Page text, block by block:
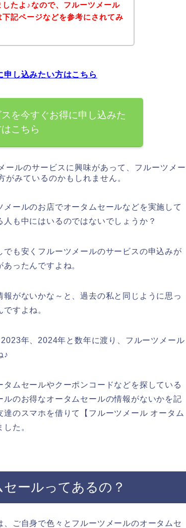
たよ♪なので、フルーツメール
記ページなどを参考にされてみ
し込みたい方はこちら
を今すぐお得に申し込みた
こちら
ールのサービスに興味があって、フルーツメー
みているのかもしれません。
ールのお店でオータムセールなどを実施して
も中にはいるのではないでしょうか？
も安くフルーツメールのサービスの申込みが
ったんですよね。
がないかな～と、過去の私と同じように思っ
すよね。
年、2024年と数年に渡り、フルーツメール
♪
ムセールやクーポンコードなどを探している
のお得なオータムセールの情報がないかを記
のスマホを借りて【フルーツメール オータム
た。
ールってあるの？
ご自身で色々とフルーツメールのオータムセ